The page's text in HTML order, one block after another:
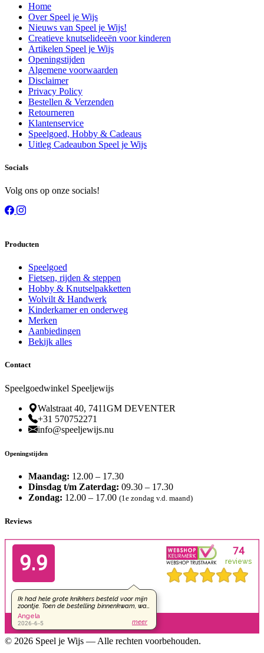
Home
Over Speel je Wijs
Nieuws van Speel je Wijs!
Creatieve knutselideeën voor kinderen
Artikelen Speel je Wijs
Openingstijden
Algemene voorwaarden
Disclaimer
Privacy Policy
Bestellen & Verzenden
Retourneren
Klantenservice
Speelgoed, Hobby & Cadeaus
Uitleg Cadeaubon Speel je Wijs
Socials
Volg ons op onze socials!
Producten
Speelgoed
Fietsen, rijden & steppen
Hobby & Knutselpakketten
Wolvilt & Handwerk
Kinderkamer en onderweg
Merken
Aanbiedingen
Bekijk alles
Contact
Speelgoedwinkel Speeljewijs
Walstraat 40, 7411GM DEVENTER
+31 570752271
info@speeljewijs.nu
Openingstijden
Maandag: 12.00 – 17.30
Dinsdag t/m Zaterdag: 09.30 – 17.30
Zondag: 12.00 – 17.00 (1e zondag v.d. maand)
Reviews
© 2026 Speel je Wijs — Alle rechten voorbehouden.